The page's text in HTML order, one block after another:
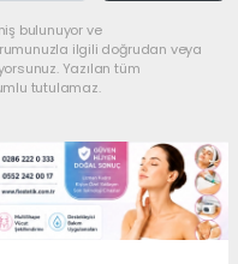
bulunuyor ve
ilgili doğrudan veya
Yazılan tüm
tutulamaz.